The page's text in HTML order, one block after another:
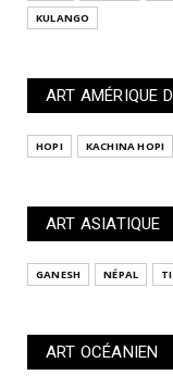
KULANGO
ART AMÉRIQUE
HOPI KACHINA HOPI
ART ASIATIQUE
GANESH NÉPAL
ART OCÉANIEN